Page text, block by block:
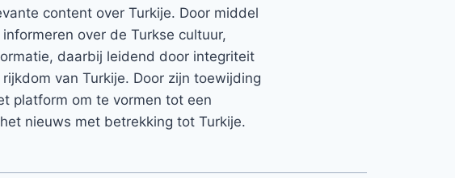
content over Turkije. Door middel
over de Turkse cultuur,
daarbij leidend door integriteit
van Turkije. Door zijn toewijding
platform om te vormen tot een
nieuws met betrekking tot Turkije.